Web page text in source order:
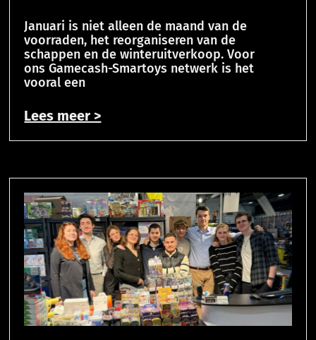
Januari is niet alleen de maand van de
voorraden, het reorganiseren van de
schappen en de winteruitverkoop. Voor
ons Gamecash-Smartoys netwerk is het
vooral een
Lees meer >